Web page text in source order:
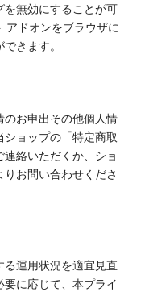
無効にすることが可
ドオンをブラウザに
きます。
お申出その他個人情
ョップの「特定商取
絡いただくか、ショ
お問い合わせくださ
運用状況を適宜見直
に応じて、本プライ